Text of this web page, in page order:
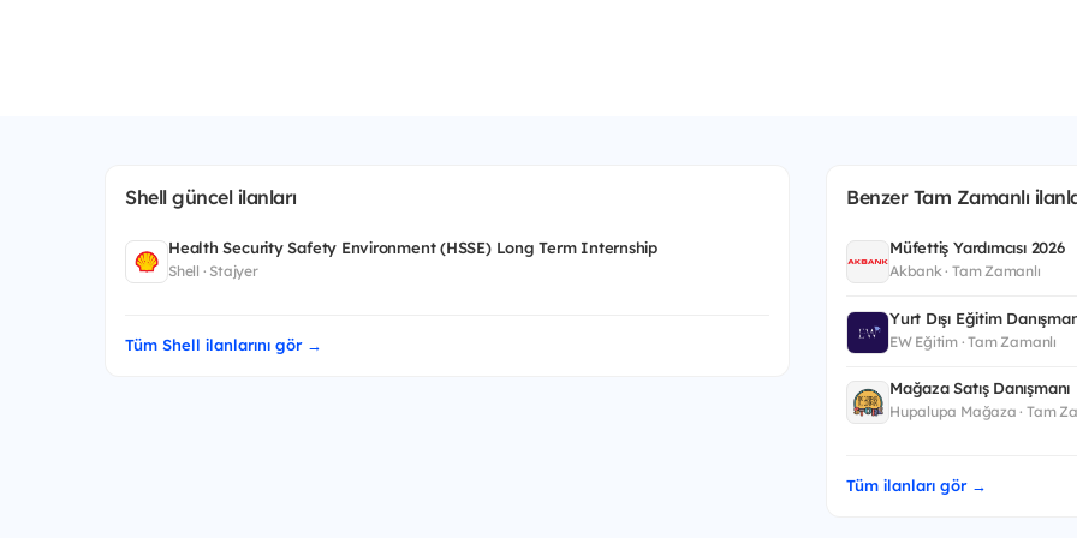
Shell güncel ilanları
Health Security Safety Environment (HSSE) Long Term Internship
Shell · Stajyer
Tüm Shell ilanlarını gör →
Benzer Tam Zamanlı
Müfettiş Yardımcısı 2026
Akbank · Tam Zamanlı
Yurt Dışı Eğitim
EW Eğitim · Tam Zamanlı
Mağaza Satış Danışmanı
Hupalupa Mağaza · Tam
Tüm ilanları gör →